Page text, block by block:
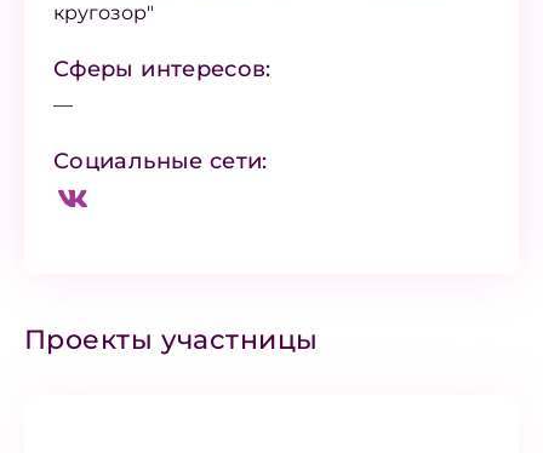
кругозор"
Сферы интересов:
—
Социальные сети:
Проекты участницы